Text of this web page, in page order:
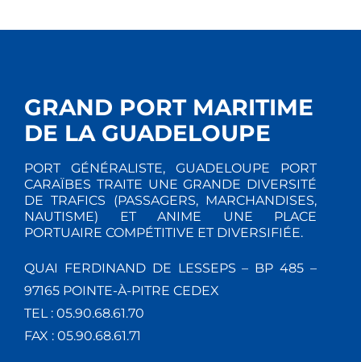
GRAND PORT MARITIME
DE LA GUADELOUPE
PORT GÉNÉRALISTE, GUADELOUPE PORT
CARAÏBES TRAITE UNE GRANDE DIVERSITÉ
DE TRAFICS (PASSAGERS, MARCHANDISES,
NAUTISME) ET ANIME UNE PLACE
PORTUAIRE COMPÉTITIVE ET DIVERSIFIÉE.
QUAI FERDINAND DE LESSEPS – BP 485 –
97165 POINTE-À-PITRE CEDEX
TEL : 05.90.68.61.70
FAX : 05.90.68.61.71